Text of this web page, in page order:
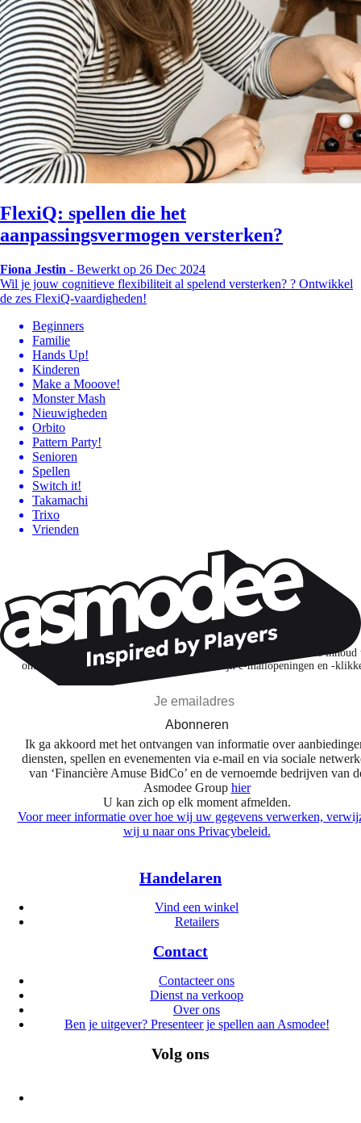
FlexiQ: spellen die het
aanpassingsvermogen versterken?
Fiona Jestin - Bewerkt op 26 Dec 2024
Wil je jouw cognitieve flexibiliteit al spelend versterken? ? Ontwikkel
de zes FlexiQ-vaardigheden!
Beginners
Familie
Hands Up!
Kinderen
Make a Mooove!
Monster Mash
Nieuwigheden
Orbito
Pattern Party!
Senioren
Spellen
Switch it!
Takamachi
Trixo
Vrienden
Wil je nog meer spelnieuws ontvangen?
Ik abonneer me om spellen, nieuwe releases en gepersonaliseerde inhoud
ontdekken op basis van mijn interesses en mijn e-mailopeningen en -
Abonneren
Ik ga akkoord met het ontvangen van informatie over
diensten, spellen en evenementen via e-mail en via sociale
van ‘Financière Amuse BidCo’ en de vernoemde bedrijven van
Asmodee Group hier
U kan zich op elk moment afmelden.
Voor meer informatie over hoe wij uw gegevens verwerken,
wij u naar ons Privacybeleid.
Handelaren
Vind een winkel
Retailers
Contact
Contacteer ons
Dienst na verkoop
Over ons
Ben je uitgever? Presenteer je spellen aan Asmodee!
Volg ons